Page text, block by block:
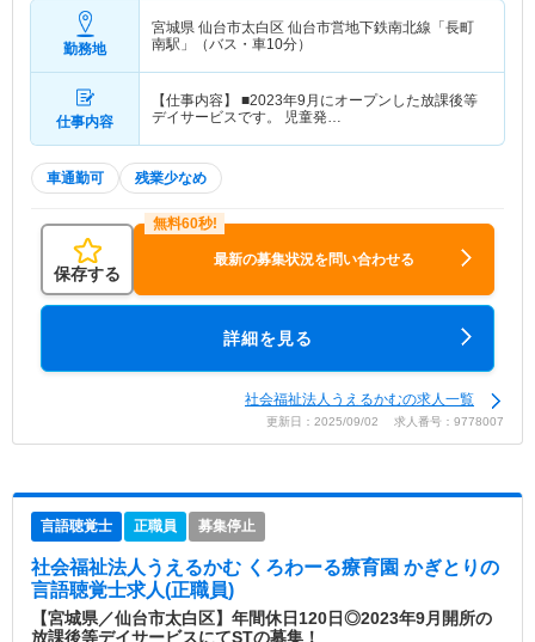
勤務地
宮城県 仙台市太白区 仙台市営地下鉄南北線「長町
南駅」（バス・車10分）
仕事内容
【仕事内容】 ■2023年9月にオープンした放課後等
デイサービスです。 児童発…
車通勤可 残業少なめ
保存する
最新の募集状況を問い合わせる
詳細を見る
社会福祉法人うえるかむの求人一覧
更新日：2025/09/02 求人番号：9778007
言語聴覚士 正職員 募集停止
社会福祉法人うえるかむ くろわーる療育園 かぎとりの
言語聴覚士求人(正職員)
【宮城県／仙台市太白区】年間休日120日◎2023年9月開所の
放課後等デイサービスにてSTの募集！